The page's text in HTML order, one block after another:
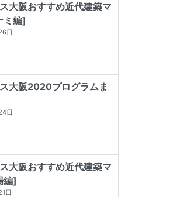
神戸・大阪・京都レトロ建築さんぽ
大阪おすすめ近代建築マ
ミ編]
日
大阪2020プログラムま
日
大阪おすすめ近代建築マ
編]
日